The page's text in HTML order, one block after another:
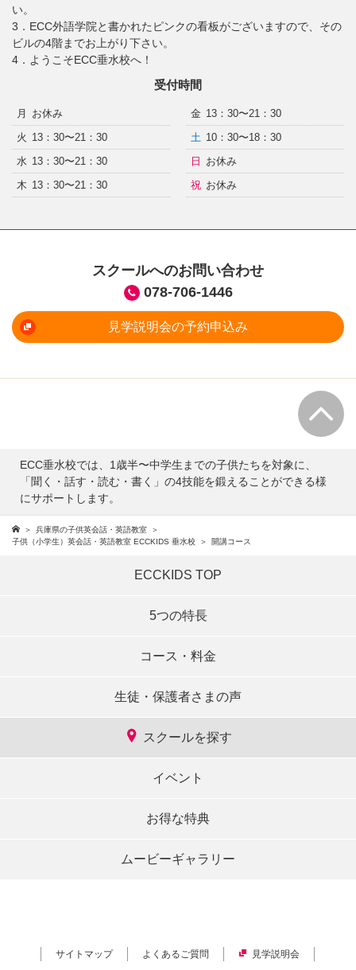
い。
3．ECC外語学院と書かれたピンクの看板がございますので、その
ビルの4階までお上がり下さい。
4．ようこそECC垂水校へ！
受付時間
月
お休み
火 13：30〜21：30
水 13：30〜21：30
木 13：30〜21：30
金 13：30〜21：30
土 10：30〜18：30
日
お休み
祝 お休み
スクールへのお問い合わせ
078-706-1446
見学説明会の予約申込み
ECC垂水校では、1歳半〜中学生までの子供たちを対象に、
「聞く・話す・読む・書く」の4技能を鍛えることができる様
にサポートします。
兵庫県の子供英会話・英語教室
子供（小学生）英会話・英語教室 ECCKIDS 垂水校
開講コース
ECCKIDS TOP
5つの特長
コース・料金
生徒・保護者さまの声
スクールを探す
イベント
お得な特典
ムービーギャラリー
サイトマップ よくあるご質問 見学説明会